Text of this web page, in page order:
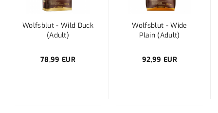
Wolfsblut - Wild Duck
(Adult)
78,99 EUR
Wolfsblut - Wide
Plain (Adult)
92,99 EUR